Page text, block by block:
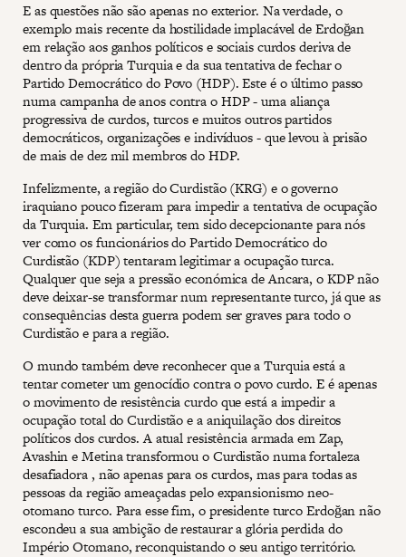
E as questões não são apenas no exterior. Na verdade, o
exemplo mais recente da hostilidade implacável de Erdoğan
em relação aos ganhos políticos e sociais curdos deriva de
dentro da própria Turquia e da sua tentativa de fechar o
Partido Democrático do Povo (HDP). Este é o último passo
numa campanha de anos contra o HDP - uma aliança
progressiva de curdos, turcos e muitos outros partidos
democráticos, organizações e indivíduos - que levou à prisão
de mais de dez mil membros do HDP.
Infelizmente, a região do Curdistão (KRG) e o governo
iraquiano pouco fizeram para impedir a tentativa de ocupação
da Turquia. Em particular, tem sido decepcionante para nós
ver como os funcionários do Partido Democrático do
Curdistão (KDP) tentaram legitimar a ocupação turca.
Qualquer que seja a pressão económica de Ancara, o KDP não
deve deixar-se transformar num representante turco, já que as
consequências desta guerra podem ser graves para todo o
Curdistão e para a região.
O mundo também deve reconhecer que a Turquia está a
tentar cometer um genocídio contra o povo curdo. E é apenas
o movimento de resistência curdo que está a impedir a
ocupação total do Curdistão e a aniquilação dos direitos
políticos dos curdos. A atual resistência armada em Zap,
Avashin e Metina transformou o Curdistão numa fortaleza
desafiadora , não apenas para os curdos, mas para todas as
pessoas da região ameaçadas pelo expansionismo neo-
otomano turco. Para esse fim, o presidente turco Erdoğan não
escondeu a sua ambição de restaurar a glória perdida do
Império Otomano, reconquistando o seu antigo território.